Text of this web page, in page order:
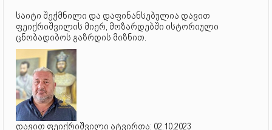
საიტი შექმნილი და დაფინანსებულია დავით
ფეიქრიშვილის მიერ, მოზარდებში ისტორიული
ცნობადიბოს გაზრდის მიზნით.
დავით ფეიქრიშვილი ატვირთა: 02.10.2023